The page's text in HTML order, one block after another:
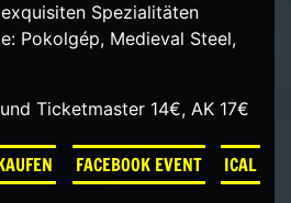
Spezialitäten
Pokolgép, Medieval Steel,
Ticketmaster 14€, AK 17€
FACEBOOK EVENT ICAL